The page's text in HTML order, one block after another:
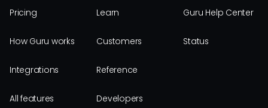
Pricing
How Guru works
Integrations
All features
Learn
Customers
Reference
Developers
Guru Help Center
Status